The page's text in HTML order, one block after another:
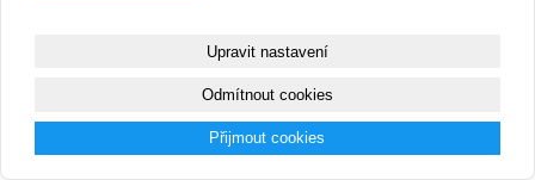
Upravit nastavení
Odmítnout cookies
Přijmout cookies